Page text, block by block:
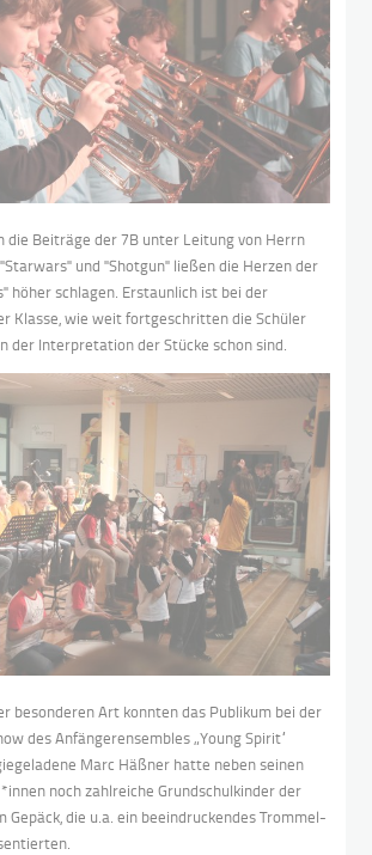
die Beiträge der 7B unter Leitung von Herrn
und "Shotgun" ließen die Herzen der
höher schlagen. Erstaunlich ist bei der
Klasse, wie weit fortgeschritten die Schüler
der Interpretation der Stücke schon sind.
besonderen Art konnten das Publikum bei der
des Anfängerensembles „Young Spirit“
Marc Häßner hatte neben seinen
noch zahlreiche Grundschulkinder der
Gepäck, die u.a. ein beeindruckendes Trommel-